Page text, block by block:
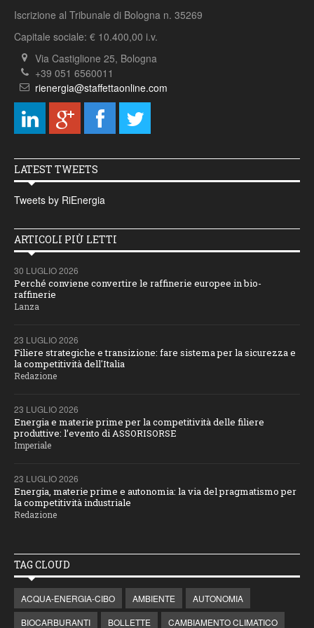
Iscrizione al Tribunale di Bologna n. 35269
Capitale sociale: € 10.400,00 i.v.
Via Castiglione 25, Bologna
+39 051 6560011
rienergia@staffettaonline.com
LATEST TWEETS
Tweets by RiEnergia
ARTICOLI PIÙ LETTI
30 LUGLIO 2026
Perché conviene convertire le raffinerie europee in bio-
raffinerie
Lanza
23 LUGLIO 2026
Filiere strategiche e transizione: fare sistema per la sicurezza e
la competitività dell'Italia
Redazione
23 LUGLIO 2026
Energia e materie prime per la competitività delle filiere
produttive: l’evento di ASSORISORSE
Imperiale
23 LUGLIO 2026
Energia, materie prime e autonomia: la via del pragmatismo per
la competitività industriale
Redazione
TAG CLOUD
ACQUA-ENERGIA-CIBO AMBIENTE
AUTONOMIA
BIOCARBURANTI
BOLLETTE CAMBIAMENTO CLIMATICO